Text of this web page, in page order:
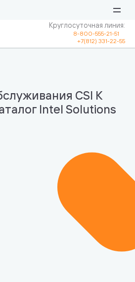
Круглосуточная линия:
8-800-555-21-51
+7(812) 331-22-55
CSI K
Intel Solutions